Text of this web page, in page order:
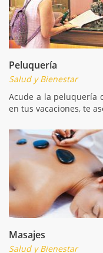
Peluquería
Salud y Bienestar
Acude a la peluquería
en tus vacaciones, te
Masajes
Salud y Bienestar